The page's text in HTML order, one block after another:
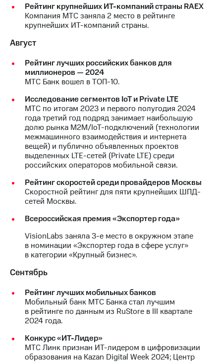
Рейтинг крупнейших ИТ-компаний страны RAEX
Компания МТС заняла 2 место в рейтинге
крупнейших ИТ-компаний страны.
Август
Рейтинг лучших российских банков для
миллионеров — 2024
МТС Банк вошел в ТОП-10.
Исследование сегментов IoT и Private LTE
МТС по итогам 2023 и первого полугодия 2024
года третий год подряд занимает наибольшую
долю рынка M2M/IoT-подключений (технологии
межмашинного взаимодействия и интернета
вещей) и публично объявленных проектов
выделенных LTE-сетей (Private LTE) среди
российских операторов мобильной связи.
Рейтинг скоростей среди провайдеров Москвы
Скоростной рейтинг для пяти крупнейших ШПД-
сетей Москвы.
Всероссийская премия «Экспортер года»
VisionLabs заняла 3-е место в окружном этапе
в номинации «Экспортер года в сфере услуг»
в категории «Крупный бизнес».
Сентябрь
Рейтинг лучших мобильных банков
Мобильный банк МТС Банка стал лучшим
в рейтинге по данным из RuStore в III квартале
2024 года.
Конкурс «ИТ-Лидер»
МТС Линк признан ИТ-лидером в цифровизации
образования на Kazan Digital Week 2024; Центр